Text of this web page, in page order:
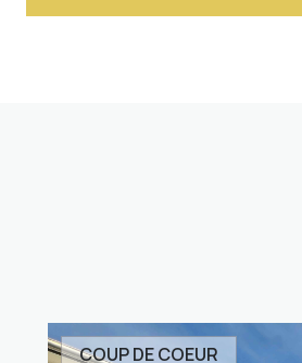
COUP DE COEUR